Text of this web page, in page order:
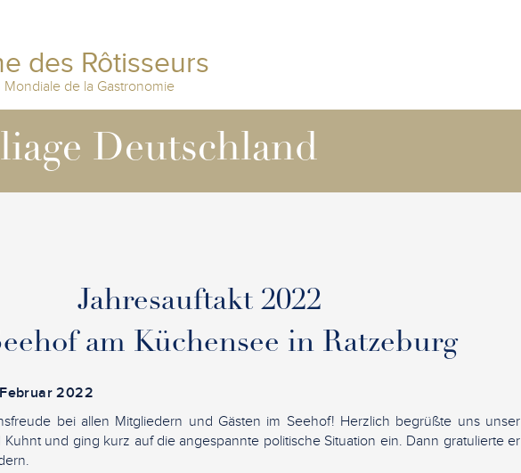
des Rôtisseurs
Mondiale de la Gastronomie
Deutschland
Jahresauftakt 2022
am Küchensee in Ratzeburg
2022
bei allen Mitgliedern und Gästen im Seehof! Herzlich begrüßte uns unser
Kuhnt und ging kurz auf die angespannte politische Situation ein. Dann gratulierte er